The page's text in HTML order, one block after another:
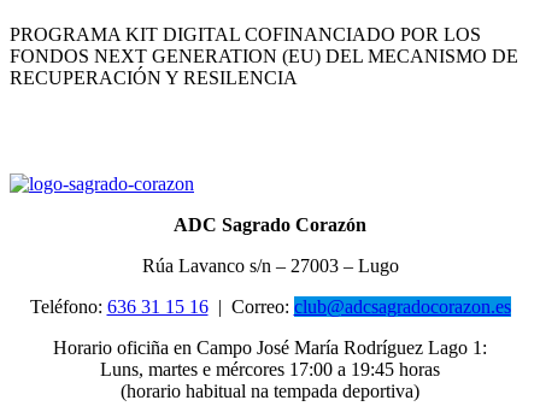
PROGRAMA KIT DIGITAL COFINANCIADO POR LOS
FONDOS NEXT GENERATION (EU) DEL MECANISMO DE
RECUPERACIÓN Y RESILENCIA
ADC Sagrado Corazón
Rúa Lavanco s/n – 27003 – Lugo
Teléfono: 636 31 15 16| Correo: club@adcsagradocorazon.es
Horario oficiña en Campo José María Rodríguez Lago 1:
Luns, martes e mércores 17:00 a 19:45 horas
(horario habitual na tempada deportiva)